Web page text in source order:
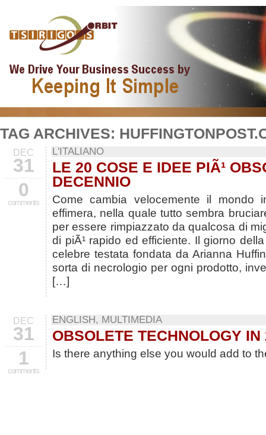
TAG ARCHIVES:
DEC
31
0
comments
L'ITALIANO
LE 20 COSE E IDEE PIÃ¹
DECENNIO
Come cambia velocemente il mondo
effimera, nella quale tutto sembra
per essere rimpiazzato da qualcosa di
di piÃ¹ rapido ed efficiente. Il giorno
celebre testata fondata da Arianna
sorta di necrologio per ogni prodotto,
[…]
DEC
31
1
comments
ENGLISH, MULTIMEDIA
OBSOLETE TECHNOLOGY IN
Is there anything else you would add to